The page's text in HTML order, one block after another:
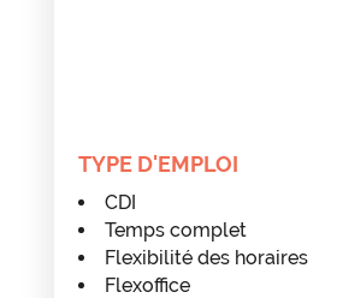
TYPE D'EMPLOI
CDI
Temps complet
Flexibilité des horaires
Flexoffice